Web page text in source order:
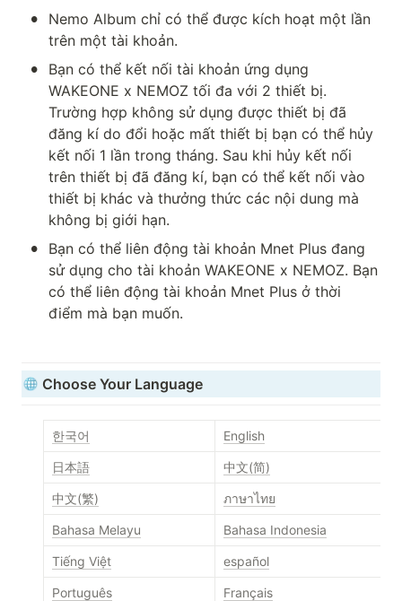
•
Nemo Album chỉ có thể được kích hoạt một lần
trên một tài khoản.
•
Bạn có thể kết nối tài khoản ứng dụng
WAKEONE x NEMOZ tối đa với 2 thiết bị.
Trường hợp không sử dụng được thiết bị đã
đăng kí do đổi hoặc mất thiết bị bạn có thể hủy
kết nối 1 lần trong tháng. Sau khi hủy kết nối
trên thiết bị đã đăng kí, bạn có thể kết nối vào
thiết bị khác và thưởng thức các nội dung mà
không bị giới hạn.
•
Bạn có thể liên động tài khoản Mnet Plus đang
sử dụng cho tài khoản WAKEONE x NEMOZ. Bạn
có thể liên động tài khoản Mnet Plus ở thời
điểm mà bạn muốn.
Choose Your Language
한국어 English
日本語 中文(简)
中文(繁) ภาษาไทย
Bahasa Melayu Bahasa Indonesia
Tiếng Việt español
Português Français